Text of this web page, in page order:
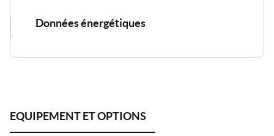
Données énergétiques